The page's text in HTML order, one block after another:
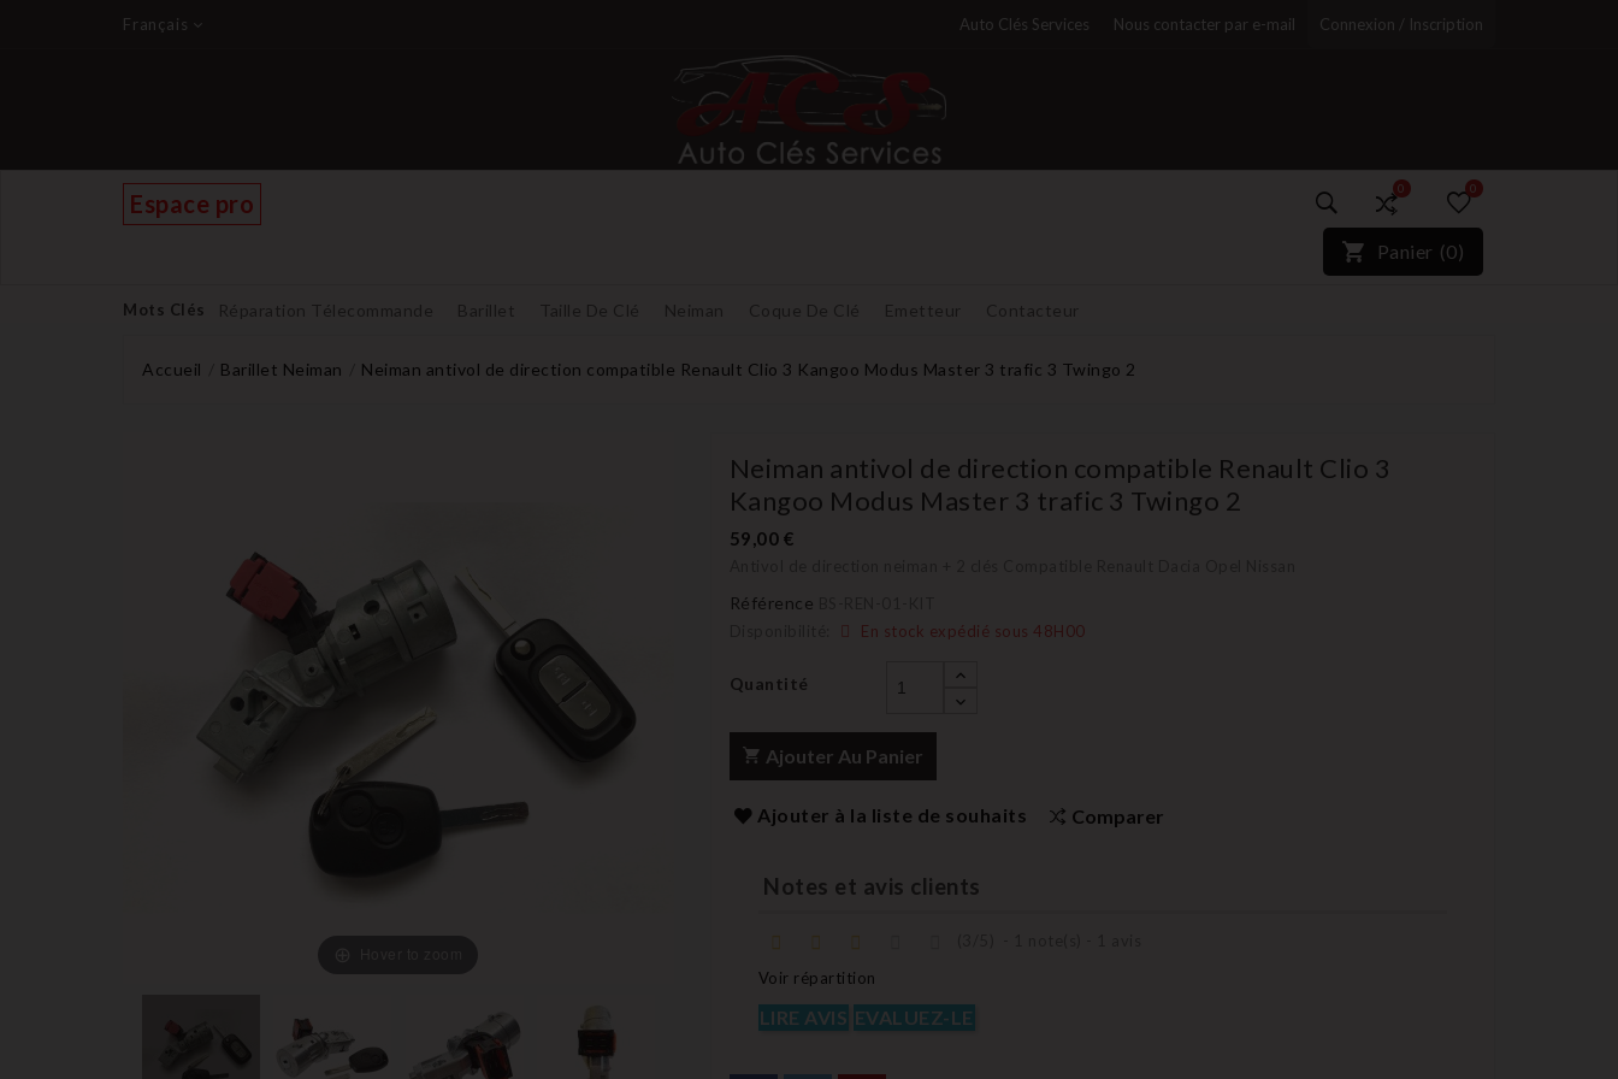
Français Auto Clés Services Nous contacter par e-mail Connexion / Inscription
Espace pro
0
)*}
0
Panier (0)
Mots Clés Réparation Télecommande Barillet Taille De Clé Neiman Coque De Clé Emetteur Contacteur
Accueil Barillet Neiman Neiman antivol de direction compatible Renault Clio 3 Kangoo Modus Master 3 trafic 3 Twingo 2
Neiman antivol de direction compatible Renault Clio 3
Kangoo Modus Master 3 trafic 3 Twingo 2
59,00 €
Référence
En stock expédié sous 48H00
Quantité
Ajouter Au Panier
Ajouter à la liste de souhaits Comparer
Notes et avis clients
Voir répartition
LIRE AVIS EVALUEZ-LE